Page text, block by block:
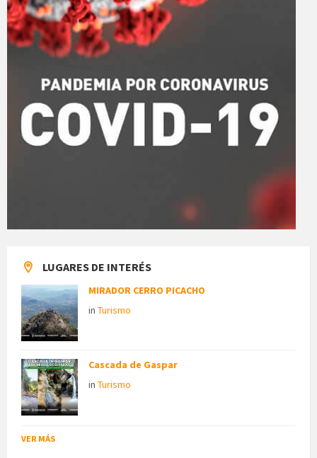
LUGARES DE INTERÉS
MIRADOR CERRO PICACHO
in Turismo
Cascada de Gaspar
in Turismo
VER MÁS